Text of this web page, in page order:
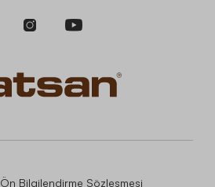
Ön Bilgilendirme Sözleşmesi